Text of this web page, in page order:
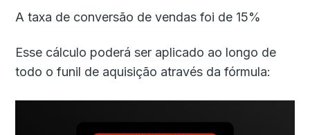
A taxa de conversão de vendas foi de 15%
Esse cálculo poderá ser aplicado ao longo de
todo o funil de aquisição através da fórmula: